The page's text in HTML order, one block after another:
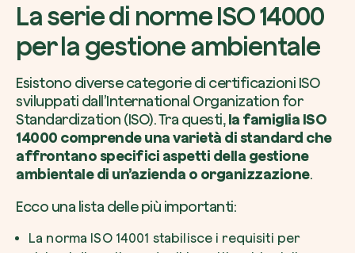
La serie di norme ISO 14000
per la gestione ambientale
Esistono diverse categorie di certificazioni ISO
sviluppati dall’International Organization for
Standardization (ISO). Tra questi,la famiglia ISO
14000 comprende una varietà di standard che
affrontano specifici aspetti della gestione
ambientale di un’azienda o organizzazione.
Ecco una lista delle più importanti:
La norma ISO 14001 stabilisce i requisiti per